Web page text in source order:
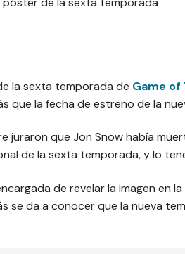
la sexta temporada de Game of
que la fecha de estreno de la
juraron que Jon Snow había
de la sexta temporada, y lo
de revelar la imagen en
se da a conocer que la nueva